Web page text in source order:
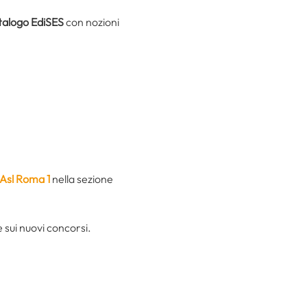
EdiSEScon nozioni
Asl Roma 1 nella sezione
nuovi concorsi.